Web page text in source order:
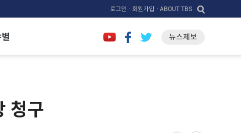
로그인 · 회원가입 · ABOUT TBS
뉴스제보
청구